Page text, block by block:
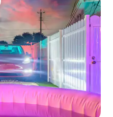
huéspedes